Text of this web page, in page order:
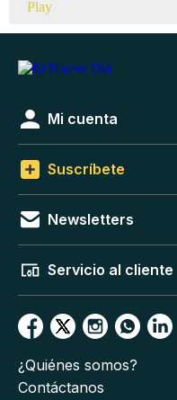
Mi cuenta
Suscríbete
Newsletters
Servicio al cliente
¿Quiénes somos?
Contáctanos